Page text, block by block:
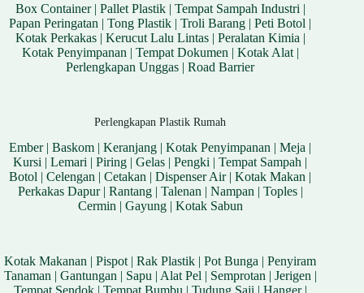
Box Container| Pallet Plastik| Tempat Sampah Industri |
Papan Peringatan |Tong Plastik |Troli Barang |Peti Botol |
Kotak Perkakas| Kerucut Lalu Lintas| Peralatan Kimia |
Kotak Penyimpanan | Tempat Dokumen | Kotak Alat|
Perlengkapan Unggas |Road Barrier
Perlengkapan Plastik Rumah
Ember|Baskom |Keranjang |Kotak Penyimpanan |Meja |
Kursi |Lemari |Piring |Gelas |Pengki |Tempat Sampah |
Botol |Celengan |Cetakan |Dispenser Air|Kotak Makan |
Perkakas Dapur| Rantang| Talenan | Nampan | Toples|
Cermin | Gayung| Kotak Sabun
Kotak Makanan |Pispot |Rak Plastik |Pot Bunga |Penyiram
Tanaman | Gantungan | Sapu | Alat Pel | Semprotan | Jerigen |